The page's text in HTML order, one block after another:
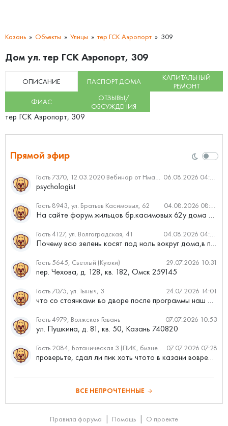
Казань Объекты Улицы тер ГСК Аэропорт 309
Дом ул. тер ГСК Аэропорт, 309
ОПИСАНИЕ ПАСПОРТ ДОМА
КАПИТАЛЬНЫЙ
РЕМОНТ
ФИАС
ОТЗЫВЫ/
ОБСУЖДЕНИЯ
тер ГСК Аэропорт, 309
Прямой эфир
Гость 7370, 12.03.2020 Вебинар от Нмаркет.ПРО: «Актуальное об ипотеке: что нужно знать» 06.08.2026 04:00
psychologist
Гость 8943, ул. Братьев Касимовых, 62 04.08.2026 08:34
На сайте форум жильцов бр.касимовых 62у дома растут красивые...
Гость 4127, ул. Волгоградская, 41 04.08.2026 04:46
Почему всю зелень косят под ноль вокруг дома,в полисадниках....
Гость 5645, Светлый (Куюки) 29.07.2026 10:31
пер. Чехова, д. 128, кв. 182, Омск 259145
Гость 7075, ул. Тыныч, 3 24.07.2026 14:01
что со стоянками во дворе после программы наш двор
Гость 4979, Волжская Гавань 07.07.2026 10:53
ул. Пушкина, д. 81, кв. 50, Казань 740820
Гость 2084, Ботаническая 3 (ПИК, бизнес-класс) 07.07.2026 07:28
проверьте, сдал ли пик хоть чтото в казани вовремя?
ВСЕ НЕПРОЧТЕННЫЕ
Правила форума Помощь О проекте